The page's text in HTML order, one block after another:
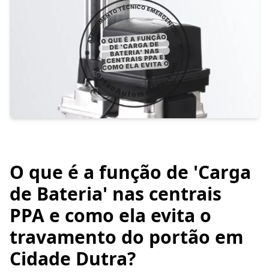
O que é a função de 'Carga
de Bateria' nas centrais
PPA e como ela evita o
travamento do portão em
Cidade Dutra?